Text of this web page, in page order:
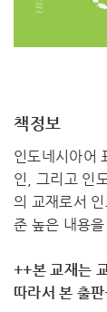
책정보
인도네시아어
인, 그리고 인
의 교재로서
준 높은 내용
++본 교재는
따라서 ​본 출